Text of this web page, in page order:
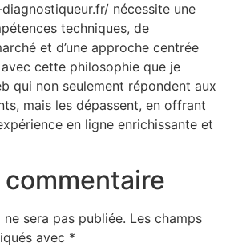
nécessite une
techniques, de
et d’une approche centrée
avec cette philosophie que je
qui non seulement répondent aux
mais les dépassent, en offrant
en ligne enrichissante et
sera pas publiée. Les champs
avec *